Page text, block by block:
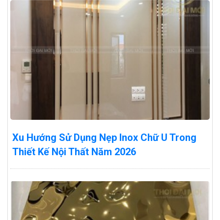
Xu Hướng Sử Dụng Nẹp Inox Chữ U Trong
Thiết Kế Nội Thất Năm 2026